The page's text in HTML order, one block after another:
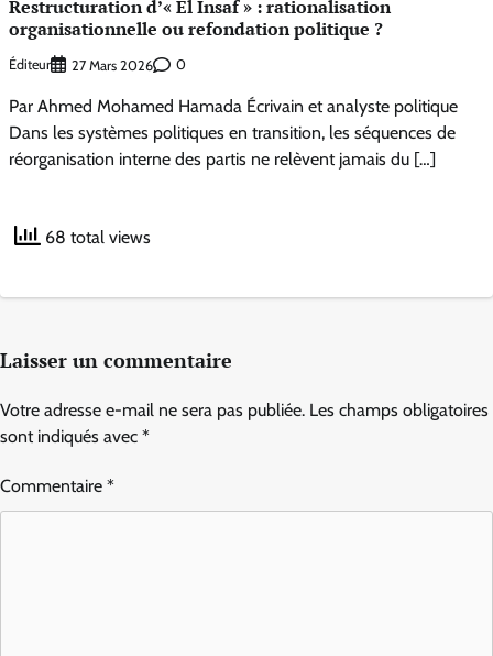
Restructuration d’« El Insaf » : rationalisation
organisationnelle ou refondation politique ?
Éditeur 27 Mars 2026 0
Par Ahmed Mohamed Hamada Écrivain et analyste politique
Dans les systèmes politiques en transition, les séquences de
réorganisation interne des partis ne relèvent jamais du […]
68 total views
Laisser un commentaire
Votre adresse e-mail ne sera pas publiée. Les champs obligatoires
sont indiqués avec *
Commentaire *